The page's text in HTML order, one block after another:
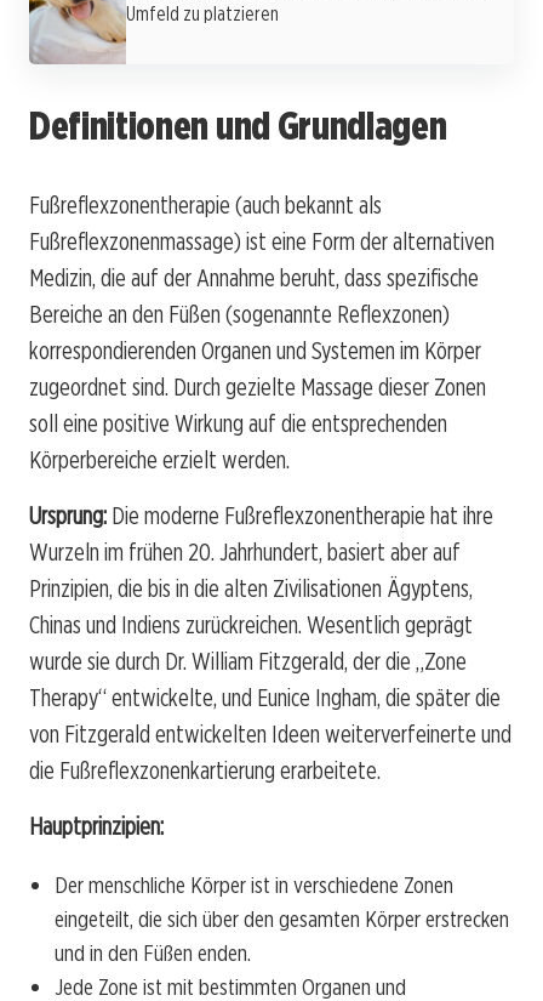
Umfeld zu platzieren
Definitionen und Grundlagen
Fußreflexzonentherapie (auch bekannt als
Fußreflexzonenmassage) ist eine Form der alternativen
Medizin, die auf der Annahme beruht, dass spezifische
Bereiche an den Füßen (sogenannte Reflexzonen)
korrespondierenden Organen und Systemen im Körper
zugeordnet sind. Durch gezielte Massage dieser Zonen
soll eine positive Wirkung auf die entsprechenden
Körperbereiche erzielt werden.
Ursprung: Die moderne Fußreflexzonentherapie hat ihre
Wurzeln im frühen 20. Jahrhundert, basiert aber auf
Prinzipien, die bis in die alten Zivilisationen Ägyptens,
Chinas und Indiens zurückreichen. Wesentlich geprägt
wurde sie durch Dr. William Fitzgerald, der die „Zone
Therapy“ entwickelte, und Eunice Ingham, die später die
von Fitzgerald entwickelten Ideen weiterverfeinerte und
die Fußreflexzonenkartierung erarbeitete.
Hauptprinzipien:
Der menschliche Körper ist in verschiedene Zonen
eingeteilt, die sich über den gesamten Körper erstrecken
und in den Füßen enden.
Jede Zone ist mit bestimmten Organen und